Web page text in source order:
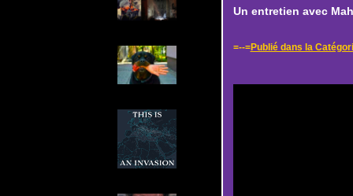
Un entretien avec
=--=Publié dans la